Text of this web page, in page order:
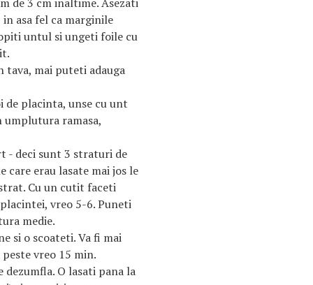
asa fel ca marginile
untul si ungeti foile cu
mai puteti adauga
placinta, unse cu unt
ramasa,
- deci sunt 3 straturi de
care erau lasate mai jos le
Cu un cutit faceti
vreo 5-6. Puneti
medie.
si o scoateti. Va fi mai
vreo 15 min.
dezumfla. O lasati pana la